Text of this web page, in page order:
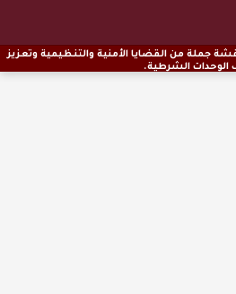
جملة من القضايا الأمنية والتنظيمية وتعزيز
الوحدات الشرطية.